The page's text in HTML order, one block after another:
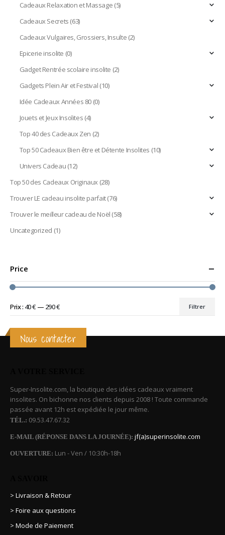
Cadeaux Relaxation et Massage(5)
Cadeaux Secrets(63)
Cadeaux Vulgaires, Grossiers, Insulte(2)
Epicerie insolite (0)
Gadget Rentrée scolaire insolite (2)
Gadgets Plein Air et Festival(10)
Idée Cadeaux Années 80(0)
Jouets et Jeux Insolites(4)
Top 40 des Cadeaux Zen (2)
Top 50 Cadeaux Bien être et Détente Insolites (10)
Univers Cadeau(12)
Top 50 des Cadeaux Originaux(28)
Trouver LE cadeau insolite parfait(76)
Trouver le meilleur cadeau de Noël(58)
Uncategorized (1)
Price
Filtrer
Prix : 40 € — 290 €
Nous contacter
Super-Insolite.com, la boutique des idées cadeaux vraiment
insolites. On bichonne nos clients depuis 2008 ! Toute commande
passée avant 12h est expédiée le jour même.
TÉL.: 09.53.47.67.32
E-MAIL (RÉPONSE DANS LA JOURNÉE): jf(a)superinsolite.com
OUVERTURE: Lun - Ven / 10:30h-18h
> Livraison & Retour
> Foire aux questions
> Mode de Paiement